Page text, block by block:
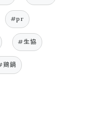
#pr
#生協
鶏鍋